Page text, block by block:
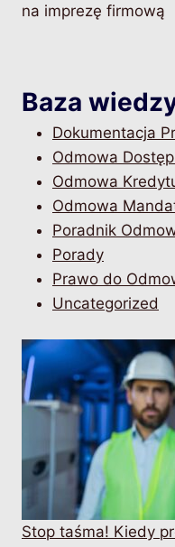
na imprezę firmową
Baza
Dokumentacja
Odmowa
Odmowa
Odmowa
Poradnik
Porady
Prawo do
Uncategorized
Stop taśma! Kiedy